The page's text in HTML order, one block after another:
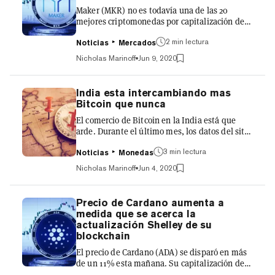
Después de un mes...
Maker (MKR) no es todavía una de las 20
mejores criptomonedas por capitalización de
hoy en día ya que el precio de esta DeFi subió
hoy más de un 30%. La moneda se negoció
brevemente por hasta 716 dólares esta
mañana, lo que supera su máximo anual de
714 dólares en febrero. Antes de esto, la última
vez que MKR estuvo tan caliente fue en julio
de 2019. Ya a mediados de marzo, Maker
estaba cotizandose por tan solo 250 dólares por
moneda. A finales de may...
Noticias Mercados
2 min lectura
Nicholas Marinoff Jun 9, 2020
India esta intercambiando mas
Bitcoin que nunca
El comercio de Bitcoin en la India está que
arde. Durante el último mes, los datos del sitio
este mes Bitcoin ha cambiado de manos en los
intercambios locales entre pares en la India
mucho más que nunca antes. Es más, el recién
llegado Paxful ha superado recientemente a
LocalBitcoins como el intercambio preferido
en la India. Las operaciones de Bitcoin en
Paxful dentro de la India aumentaron a 1,48
millones de dólares el 10 de mayo, mientras
que la...
Noticias Monedas
3 min lectura
Nicholas Marinoff Jun 4, 2020
Precio de Cardano aumenta a
medida que se acerca la
actualización Shelley de su
blockchain
El precio de Cardano (ADA) se disparó en más
de un 11% esta mañana. Su capitalización de